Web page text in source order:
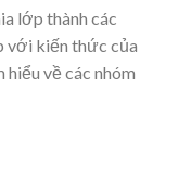
lớp thành các
với kiến thức của
hiểu về các nhóm